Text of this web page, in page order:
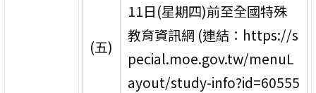
(五)
11日(星期四)前至全國特殊
教育資訊網 (連結：https://s
pecial.moe.gov.tw/menuL
ayout/study-info?id=60555